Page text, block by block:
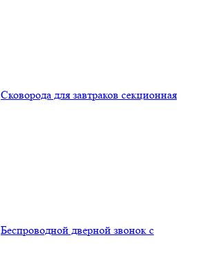
Сковорода для завтраков секционная
Беспроводной дверной звонок с